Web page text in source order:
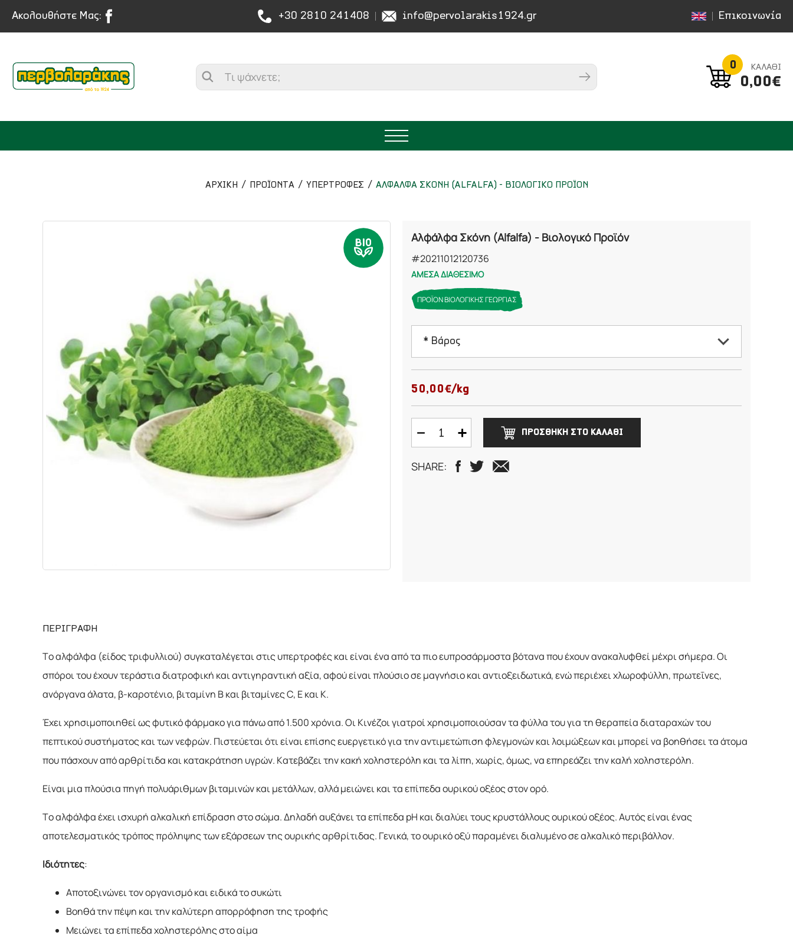
Ακολουθήστε Μας: +30 2810 241408 info@pervolarakis1924.gr Επικοινωνία
0 ΚΑΛΑΘΙ
0,00€
ΖΑΧΑΡΟΠΛΑΣΤΙΚΗ
ΑΙΘΕΡΙΑ ΕΛΑΙΑ
ΚΑΛΛΥΝΤΙΚΑ
ΑΡΧΙΚΉ ΠΡΟΪΟΝΤΑ ΥΠΕΡΤΡΟΦΕΣ ΑΛΦΑΛΦΑ ΣΚΟΝΗ (ALFALFA) - ΒΙΟΛΟΓΙΚΟ ΠΡΟΪΟΝ
Αλφάλφα Σκόνη (Alfalfa) - Βιολογικό Προϊόν
#20211012120736
ΑΜΕΣΑ ΔΙΑΘΕΣΙΜΟ
ΠΡΟΪΟΝ ΒΙΟΛΟΓΙΚΗΣ ΓΕΩΡΓΙΑΣ
* Βάρος
50 γραμμάρια
75 γραμμάρια
100 γραμμάρια
125 γραμμάρια
1 κιλό
50,00€/kg
ΠΡΟΣΘΗΚΗ ΣΤΟ ΚΑΛΑΘΙ
SHARE:
ΠΕΡΙΓΡΑΦΗ
Τo αλφάλφα (είδος τριφυλλιού) συγκαταλέγεται στις υπερτροφές και είναι ένα από τα πιο ευπροσάρμοστα βότανα που έχουν ανακαλυφθεί μέχρι σήμερα. Οι
σπόροι του έχουν τεράστια διατροφική και αντιγηραντική αξία, αφού είναι πλούσιο σε μαγνήσιο και αντιοξειδωτικά, ενώ περιέχει χλωροφύλλη, πρωτεΐνες,
ανόργανα άλατα, β-καροτένιο, βιταμίνη Β και βιταμίνες C, Ε και K.
Έχει χρησιμοποιηθεί ως φυτικό φάρμακο για πάνω από 1.500 χρόνια. Οι Κινέζοι γιατροί χρησιμοποιούσαν τα φύλλα του για τη θεραπεία διαταραχών του
πεπτικού συστήματος και των νεφρών. Πιστεύεται ότι είναι επίσης ευεργετικό για την αντιμετώπιση φλεγμονών και λοιμώξεων και μπορεί να βοηθήσει τα άτομα
που πάσχουν από αρθρίτιδα και κατακράτηση υγρών. Κατεβάζει την κακή χοληστερόλη και τα λίπη, χωρίς, όμως, να επηρεάζει την καλή χοληστερόλη.
Είναι μια πλούσια πηγή πολυάριθμων βιταμινών και μετάλλων, αλλά μειώνει και τα επίπεδα ουρικού οξέος στον ορό.
Το αλφάλφα έχει ισχυρή αλκαλική επίδραση στο σώμα. Δηλαδή αυξάνει τα επίπεδα pH και διαλύει τους κρυστάλλους ουρικού οξέος. Αυτός είναι ένας
αποτελεσματικός τρόπος πρόληψης των εξάρσεων της ουρικής αρθρίτιδας. Γενικά, το ουρικό οξύ παραμένει διαλυμένο σε αλκαλικό περιβάλλον.
Ιδιότητες:
Αποτοξινώνει τον οργανισμό και ειδικά το συκώτι
Βοηθά την πέψη και την καλύτερη απορρόφηση της τροφής
Μειώνει τα επίπεδα χοληστερόλης στο αίμα